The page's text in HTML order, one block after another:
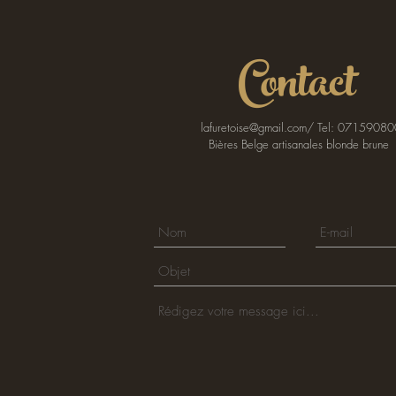
Contact
lafuretoise@gmail.com/ Tel:
Bières Belge artisanales blonde brune